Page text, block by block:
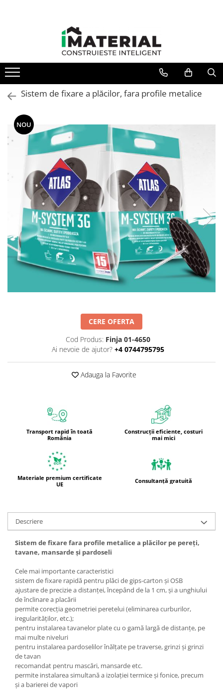
Sistem de fixare a plăcilor, fara profile metalice
NOU
CERE OFERTA
Cod Produs: Finja 01-4650
Ai nevoie de ajutor? +4 0744795795
Adauga la Favorite
Transport rapid în toată
România
Construcții eficiente, costuri
mai mici
Materiale premium certificate
UE
Consultanță gratuită
Descriere
Sistem de fixare fara profile metalice a plăcilor pe pereți,
tavane, mansarde și pardoseli
Cele mai importante caracteristici
sistem de fixare rapidă pentru plăci de gips-carton și OSB
ajustare de precizie a distanței, începând de la 1 cm, și a unghiului
de înclinare a placării
permite corecția geometriei peretelui (eliminarea curburilor,
iregularităților, etc.);
pentru instalarea tavanelor plate cu o gamă largă de distanţe, pe
mai multe niveluri
pentru instalarea pardoselilor înălțate pe traverse, grinzi și grinzi
de tavan
recomandat pentru mascări, mansarde etc.
permite instalarea simultană a izolației termice și fonice, precum
și a barierei de vapori